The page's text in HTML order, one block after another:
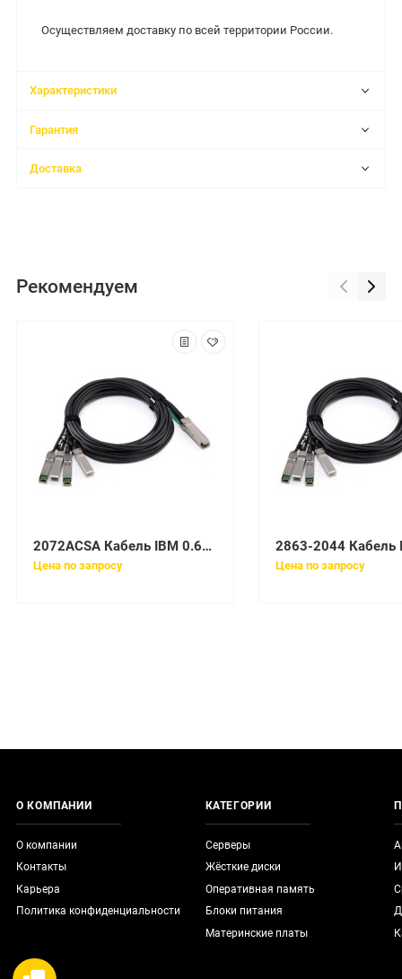
Осуществляем доставку по всей территории России.
Характеристики
Гарантия
Доставка
Рекомендуем
2072ACSA Кабель IBM 0.6m SAS Cable (mSAS HD to mSAS)
Цена по запросу Цена по запросу
О КОМПАНИИ
О компании
Контакты
Карьера
Политика конфиденциальности
КАТЕГОРИИ
Серверы
Жёсткие диски
Оперативная память
Блоки питания
Материнские платы